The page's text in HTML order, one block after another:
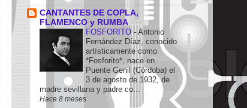
CANTANTES DE COPLA,
FLAMENCO y RUMBA
FOSFORITO - Antonio
Fernández Díaz, conocido
artísticamente como
*Fosforito*, nace en
Puente Genil (Córdoba) el
3 de agosto de 1932, de
madre sevillana y padre co...
Hace 8 meses